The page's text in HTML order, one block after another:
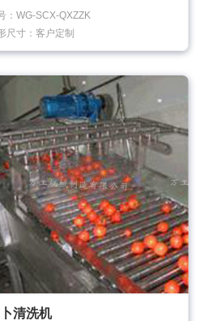
：WG-SCX-QXZZK
尺寸：客户定制
清洗机